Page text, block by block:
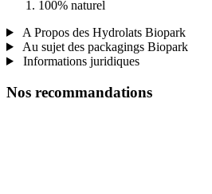
100% naturel
A Propos des Hydrolats Biopark
Au sujet des packagings Biopark
Informations juridiques
Nos recommandations